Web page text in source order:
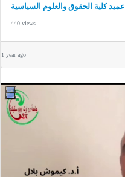
عميد كلية الحقوق والعلوم السياسية
440 views
1 year ago